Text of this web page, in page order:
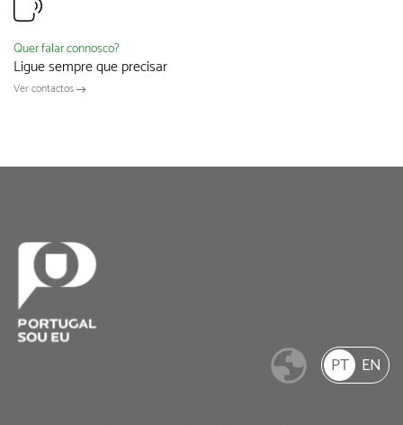
Quer falar connosco?
Ligue sempre que precisar
Ver contactos
PT EN